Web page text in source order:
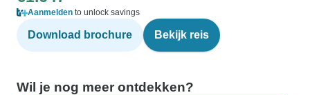
Aanmelden to unlock savings
Download brochure Bekijk reis
Wil je nog meer ontdekken?